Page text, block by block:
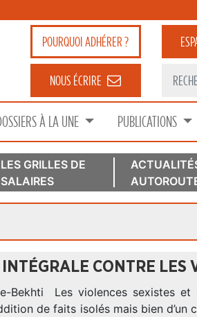
POURQUOIADHÉRER ?
NOUS ÉCRIRE
À LA UNE PUBLICATIONS
LES GRILLES DE
SALAIRES
CONTRE LES
Bekhti Les violences sexistes et
de faits isolés mais bien d’un